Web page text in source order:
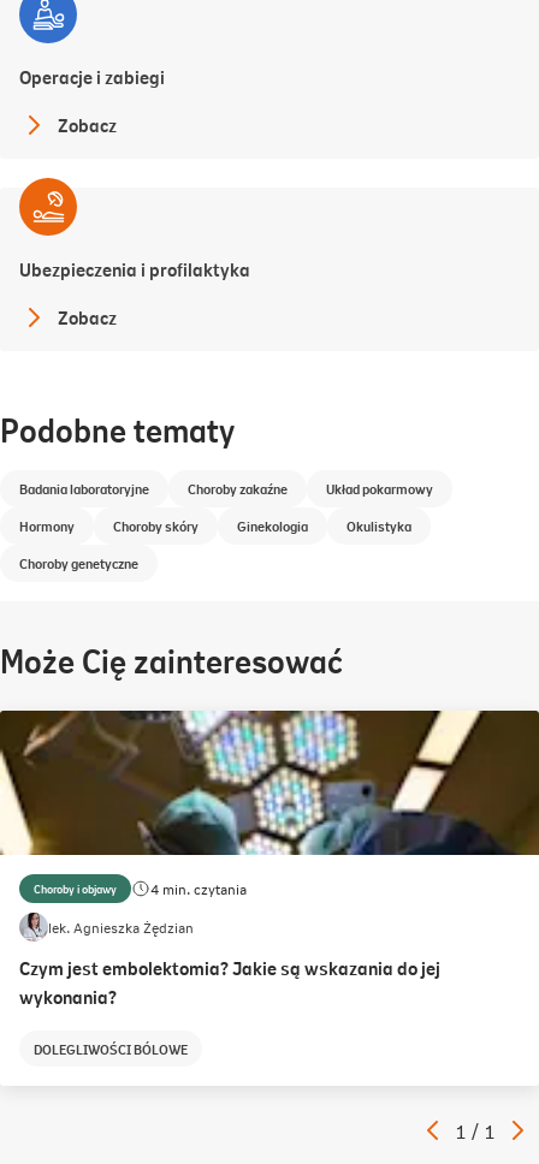
Operacje i zabiegi
Zobacz
Ubezpieczenia i profilaktyka
Zobacz
Podobne tematy
Badania laboratoryjne Choroby zakaźne
Układ pokarmowy
Hormony
Choroby skóry Ginekologia
Okulistyka
Choroby genetyczne
Może Cię zainteresować
Poprzedni
artykuł
Artykuł
1 / 1
Choroby i objawy
4 min. czytania
lek. Agnieszka Żędzian
Czym jest embolektomia? Jakie są wskazania do jej
wykonania?
DOLEGLIWOŚCI BÓLOWE